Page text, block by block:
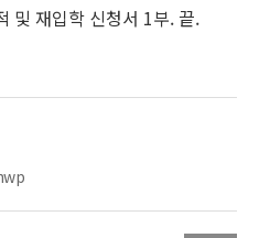
및 재입학 신청서 1부. 끝.